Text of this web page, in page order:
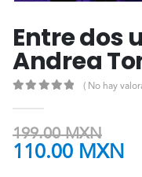
Entre dos
Andrea
( No hay
199.00MXN
110.00 MXN